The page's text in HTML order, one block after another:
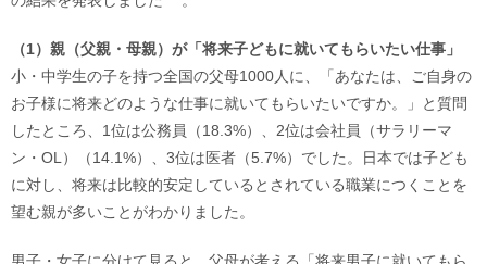
（1）親（父親・母親）が「将来子どもに就いてもらいたい仕事」
小・中学生の子を持つ全国の父母1000人に、「あなたは、ご自身の
お子様に将来どのような仕事に就いてもらいたいですか。」と質問
したところ、1位は公務員（18.3%）、2位は会社員（サラリーマ
ン・OL）（14.1%）、3位は医者（5.7%）でした。日本では子ども
に対し、将来は比較的安定しているとされている職業につくことを
望む親が多いことがわかりました。